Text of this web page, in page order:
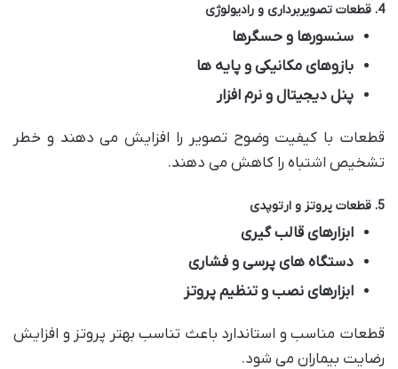
4. قطعات تصویربرداری و رادیولوژی
سنسورها و حسگرها
بازوهای مکانیکی و پایه ها
پنل دیجیتال و نرم افزار
قطعات با کیفیت وضوح تصویر را افزایش می دهند و خطر
تشخیص اشتباه را کاهش می دهند.
5. قطعات پروتز و ارتوپدی
ابزارهای قالب گیری
دستگاه های پرسی و فشاری
ابزارهای نصب و تنظیم پروتز
قطعات مناسب و استاندارد باعث تناسب بهتر پروتز و افزایش
رضایت بیماران می شود.